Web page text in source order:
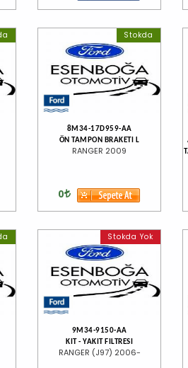
Stokda
8M34-17D959-AA
ÖN TAMPON BRAKETI L
RANGER 2009
0
Stokda Yok
9M34-9150-AA
KIT - YAKIT FILTRESI
RANGER (J97) 2006-